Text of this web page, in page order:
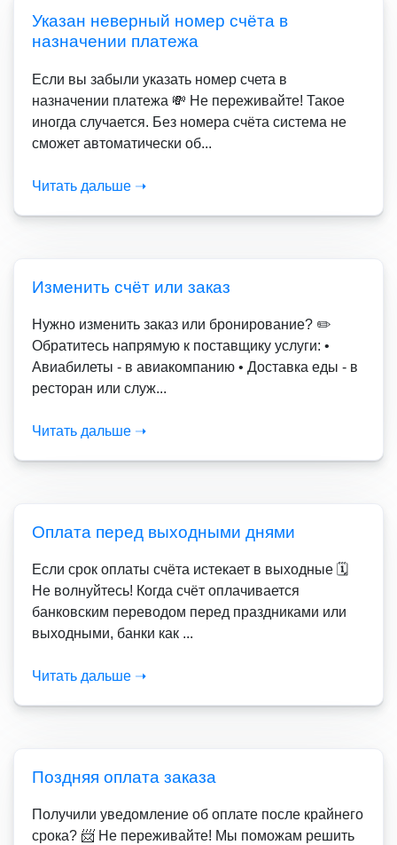
Указан неверный номер счёта в
назначении платежа
Если вы забыли указать номер счета в
назначении платежа 💸 Не переживайте! Такое
иногда случается. Без номера счёта система не
сможет автоматически об...
Читать дальше ➝
Изменить счёт или заказ
Нужно изменить заказ или бронирование? ✏️
Обратитесь напрямую к поставщику услуги: •
Авиабилеты - в авиакомпанию • Доставка еды - в
ресторан или служ...
Читать дальше ➝
Оплата перед выходными днями
Если срок оплаты счёта истекает в выходные 🗓️
Не волнуйтесь! Когда счёт оплачивается
банковским переводом перед праздниками или
выходными, банки как ...
Читать дальше ➝
Поздняя оплата заказа
Получили уведомление об оплате после крайнего
срока? 📨 Не переживайте! Мы поможам решить